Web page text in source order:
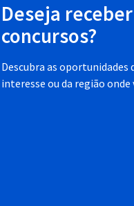
Deseja
concursos?
Descubra as oportunidades
interesse ou da região onde